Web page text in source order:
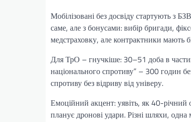
Мобілізовані без досвіду стартують з
саме, але з бонусами: вибір бригади,
медстраховку, але контрактники мають
Для ТрО – гнучкіше: 30–51 доба в
національного спротиву” – 300 годин
спротиву без відриву від універу.
Емоційний акцент: уявіть, як 40-
планує дронові удари. Різні шляхи,